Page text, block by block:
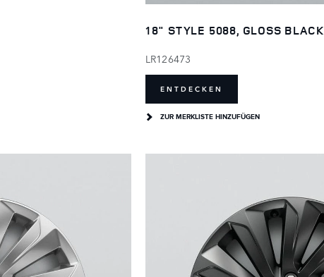
18" STYLE 5088, GLOSS BLACK
LR126473
ENTDECKEN
ZUR MERKLISTE HINZUFÜGEN